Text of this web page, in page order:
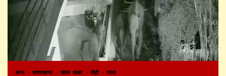
अन्य उत्तराखण्ड खास खबर पौड़ी राज्य